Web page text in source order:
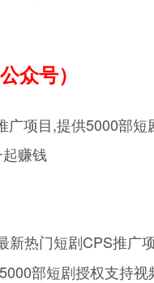
众号）
新热门短剧CPS推广
部短剧授权支持